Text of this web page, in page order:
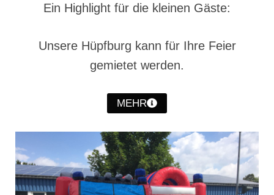
Infos
Chronik des Musikzug
Christkindwiegen 2024
Christkindwiegen 2023
Christkindwiegen 2022
Christkindwiegen 2021
Ein Highlight für die kleinen Gäste:
Unsere Hüpfburg kann für Ihre Feier
gemietet werden.
MEHR